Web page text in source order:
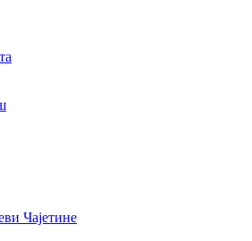
Чајетине